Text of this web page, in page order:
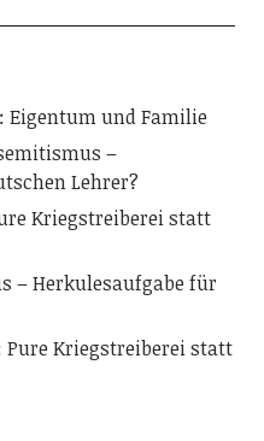
Eigentum und Familie
–
Lehrer?
Kriegstreiberei statt
– Herkulesaufgabe für
Pure Kriegstreiberei statt